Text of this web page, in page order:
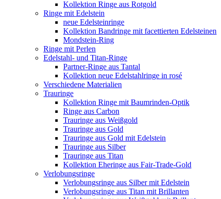
Kollektion Ringe aus Rotgold
Ringe mit Edelstein
neue Edelsteinringe
Kollektion Bandringe mit facettierten Edelsteinen
Mondstein-Ring
Ringe mit Perlen
Edelstahl- und Titan-Ringe
Partner-Ringe aus Tantal
Kollektion neue Edelstahlringe in rosé
Verschiedene Materialien
Trauringe
Kollektion Ringe mit Baumrinden-Optik
Ringe aus Carbon
Trauringe aus Weißgold
Trauringe aus Gold
Trauringe aus Gold mit Edelstein
Trauringe aus Silber
Trauringe aus Titan
Kollektion Eheringe aus Fair-Trade-Gold
Verlobungsringe
Verlobungsringe aus Silber mit Edelstein
Verlobungsringe aus Titan mit Brillanten